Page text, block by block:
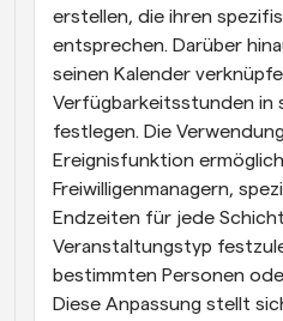
erstellen, die ihren
entsprechen. Darüber
seinen Kalender
Verfügbarkeitsstunden in
festlegen. Die
Ereignisfunktion
Freiwilligenmanagern,
Endzeiten für jede
Veranstaltungstyp
bestimmten Personen
Diese Anpassung stellt